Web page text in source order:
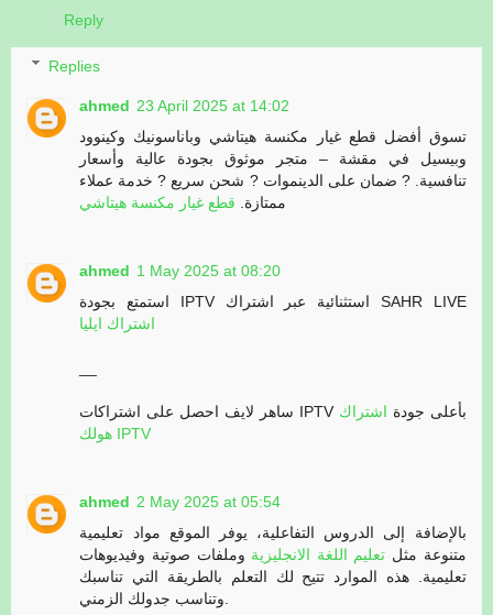
Reply
Replies
ahmed 23 April 2025 at 14:02
تسوق أفضل قطع غيار مكنسة هيتاشي وباناسونيك وكينوود
وبيسيل في مقشة – متجر موثوق بجودة عالية وأسعار
تنافسية. ? ضمان على الدينموات ? شحن سريع ? خدمة عملاء
ممتازة. قطع غيار مكنسة هيتاشي
ahmed 1 May 2025 at 08:20
استمتع بجودة IPTV استثنائية عبر اشتراك SAHR LIVE
اشتراك ايليا
ساهر لايف احصل على اشتراكات IPTV بأعلى جودة اشتراك
هولك IPTV
ahmed 2 May 2025 at 05:54
بالإضافة إلى الدروس التفاعلية، يوفر الموقع مواد تعليمية
متنوعة مثل تعليم اللغة الانجليزية وملفات صوتية وفيديوهات
تعليمية. هذه الموارد تتيح لك التعلم بالطريقة التي تناسبك